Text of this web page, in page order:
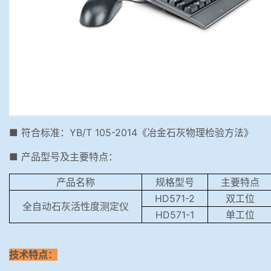
■ 符合标准：YB/T 105-2014《冶金石灰物理检验方法》
■ 产品型号及主要特点：
产品名称 规格型号
主要特点
全自动石灰活性度测定仪
HD571-2
双工位
HD571-1
单工位
技术特点：